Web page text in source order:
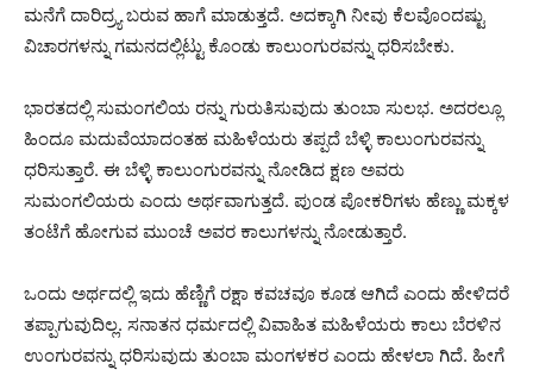
ಮನೆಗೆ ದಾರಿದ್ರ್ಯ ಬರುವ ಹಾಗೆ ಮಾಡುತ್ತದೆ. ಅದಕ್ಕಾಗಿ ನೀವು ಕೆಲವೊಂದಷ್ಟು
ವಿಚಾರಗಳನ್ನು ಗಮನದಲ್ಲಿಟ್ಟು ಕೊಂಡು ಕಾಲುಂಗುರವನ್ನು ಧರಿಸಬೇಕು.
ಭಾರತದಲ್ಲಿ ಸುಮಂಗಲಿಯ ರನ್ನು ಗುರುತಿಸುವುದು ತುಂಬಾ ಸುಲಭ. ಅದರಲ್ಲೂ
ಹಿಂದೂ ಮದುವೆಯಾದಂತಹ ಮಹಿಳೆಯರು ತಪ್ಪದೆ ಬೆಳ್ಳಿ ಕಾಲುಂಗುರವನ್ನು
ಧರಿಸುತ್ತಾರೆ. ಈ ಬೆಳ್ಳಿ ಕಾಲುಂಗುರವನ್ನು ನೋಡಿದ ಕ್ಷಣ ಅವರು
ಸುಮಂಗಲಿಯರು ಎಂದು ಅರ್ಥವಾಗುತ್ತದೆ. ಪುಂಡ ಪೋಕರಿಗಳು ಹೆಣ್ಣು ಮಕ್ಕಳ
ತಂಟೆಗೆ ಹೋಗುವ ಮುಂಚೆ ಅವರ ಕಾಲುಗಳನ್ನು ನೋಡುತ್ತಾರೆ.
ಒಂದು ಅರ್ಥದಲ್ಲಿ ಇದು ಹೆಣ್ಣಿಗೆ ರಕ್ಷಾ ಕವಚವೂ ಕೂಡ ಆಗಿದೆ ಎಂದು ಹೇಳಿದರೆ
ತಪ್ಪಾಗುವುದಿಲ್ಲ. ಸನಾತನ ಧರ್ಮದಲ್ಲಿ ವಿವಾಹಿತ ಮಹಿಳೆಯರು ಕಾಲು ಬೆರಳಿನ
ಉಂಗುರವನ್ನು ಧರಿಸುವುದು ತುಂಬಾ ಮಂಗಳಕರ ಎಂದು ಹೇಳಲಾ ಗಿದೆ. ಹೀಗೆ